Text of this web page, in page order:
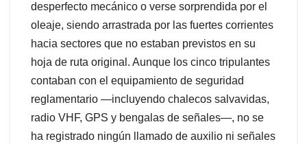
desperfecto mecánico o verse sorprendida por el
oleaje, siendo arrastrada por las fuertes corrientes
hacia sectores que no estaban previstos en su
hoja de ruta original. Aunque los cinco tripulantes
contaban con el equipamiento de seguridad
reglamentario —incluyendo chalecos salvavidas,
radio VHF, GPS y bengalas de señales—, no se
ha registrado ningún llamado de auxilio ni señales